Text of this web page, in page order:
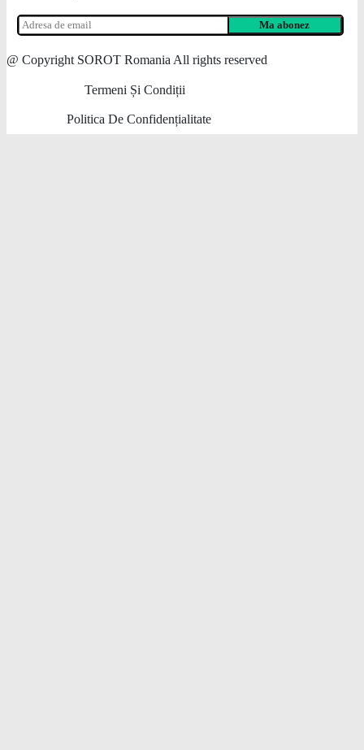
@ Copyright SOROT Romania All rights reserved
Termeni Și Condiții
Politica De Confidențialitate